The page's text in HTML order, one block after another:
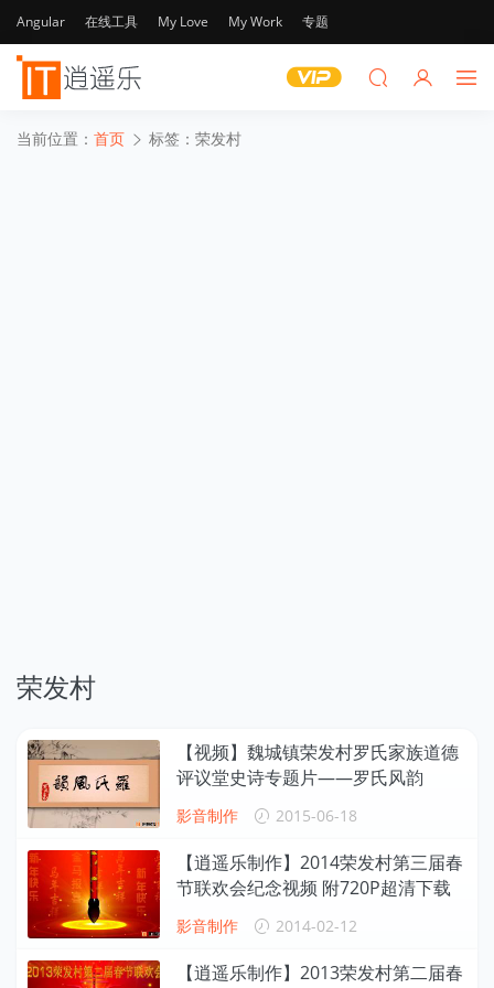
Angular 在线工具 My Love My Work 专题
当前位置： 首页 标签：荣发村
荣发村
【视频】魏城镇荣发村罗氏家族道德
评议堂史诗专题片——罗氏风韵
影音制作 2015-06-18
【逍遥乐制作】2014荣发村第三届春
节联欢会纪念视频 附720P超清下载
影音制作 2014-02-12
【逍遥乐制作】2013荣发村第二届春